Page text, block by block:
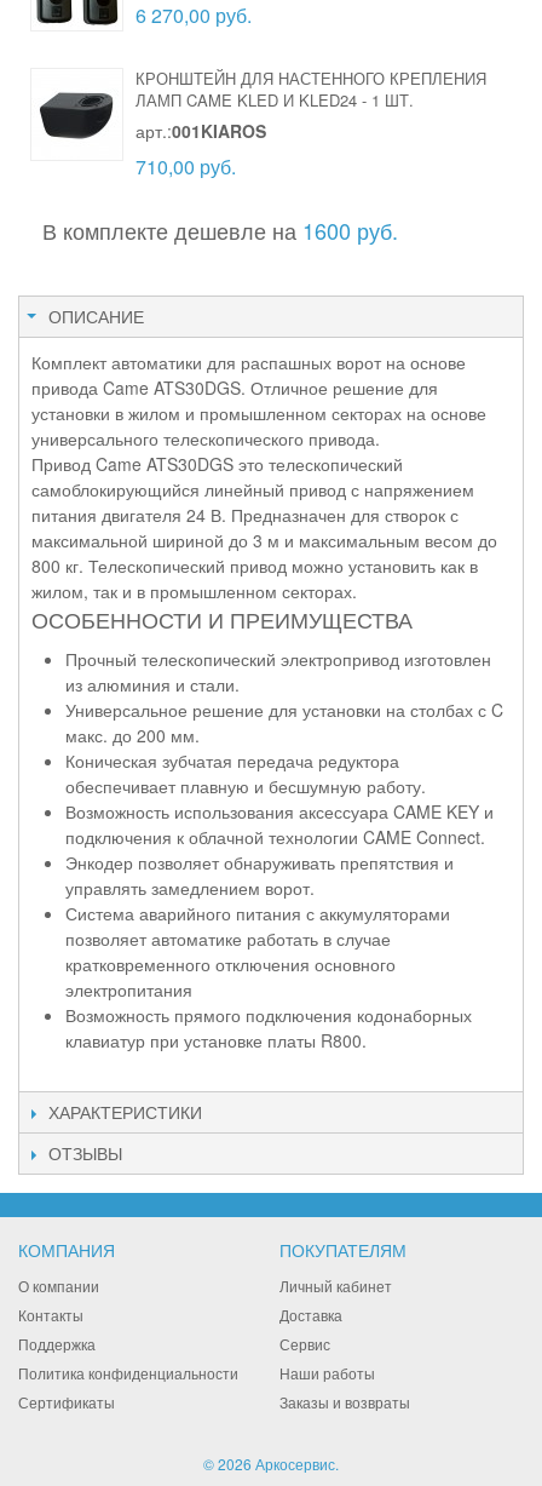
6 270,00 руб.
КРОНШТЕЙН ДЛЯ НАСТЕННОГО КРЕПЛЕНИЯ
ЛАМП CAME KLED И KLED24 - 1 ШТ.
арт.:001KIAROS
710,00 руб.
В комплекте дешевле на 1600 руб.
ОПИСАНИЕ
Комплект автоматики для распашных ворот на основе
привода Came ATS30DGS. Отличное решение для
установки в жилом и промышленном секторах на основе
универсального телескопического привода.
Привод Came ATS30DGS это телескопический
самоблокирующийся линейный привод с напряжением
питания двигателя 24 В. Предназначен для створок с
максимальной шириной до 3 м и максимальным весом до
800 кг. Телескопический привод можно установить как в
жилом, так и в промышленном секторах.
ОСОБЕННОСТИ И ПРЕИМУЩЕСТВА
Прочный телескопический электропривод изготовлен
из алюминия и стали.
Универсальное решение для установки на столбах с C
макс. до 200 мм.
Коническая зубчатая передача редуктора
обеспечивает плавную и бесшумную работу.
Возможность использования аксессуара CAME KEY и
подключения к облачной технологии CAME Connect.
Энкодер позволяет обнаруживать препятствия и
управлять замедлением ворот.
Система аварийного питания с аккумуляторами
позволяет автоматике работать в случае
кратковременного отключения основного
электропитания
Возможность прямого подключения кодонаборных
клавиатур при установке платы R800.
ХАРАКТЕРИСТИКИ
ОТЗЫВЫ
КОМПАНИЯ
О компании
Контакты
Поддержка
Политика конфиденциальности
Сертификаты
ПОКУПАТЕЛЯМ
Личный кабинет
Доставка
Сервис
Наши работы
Заказы и возвраты
© 2026 Аркосервис.